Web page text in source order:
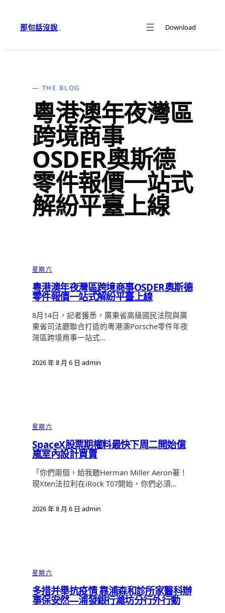
內
那句話沒說· Download
— THE BLOG
粵港澳年夜灣區
跨境商事
OSDER奧斯德
零件報價一站式
解紛平臺上線
星期六
粵港澳年夜灣區跨境商事OSDER奧斯德
零件報價一站式解紛平臺上線
8月14日，記者獲悉，廣東省高級國民法院與廣
東省司法廳聯合打造的粵港澳Porsche零件年夜
灣區跨境商事一站式…
2026 年 8 月 6 日·admin
星期六
SpaceX股票期權料最快下周二開始億
嵐室內設計買賣
「你們兩個，給我聽Herman Miller Aeron著！
現Xten法拉利在iRock T07開始，你們必須…
2026 年 8 月 6 日·admin
星期六
多措并舉抗疫情 靠浦森和診所家醫科辦
事保安然—浦發銀行濰坊分行外行動